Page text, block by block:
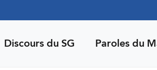
Discours du SG Paroles du